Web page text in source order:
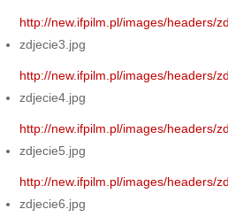
http://new.ifpilm.pl/images/headers/
zdjecie3.jpg
http://new.ifpilm.pl/images/headers/
zdjecie4.jpg
http://new.ifpilm.pl/images/headers/
zdjecie5.jpg
http://new.ifpilm.pl/images/headers/
zdjecie6.jpg